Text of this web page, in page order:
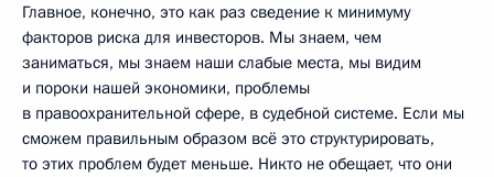
Главное, конечно, это как раз сведение к минимуму
факторов риска для инвесторов. Мы знаем, чем
заниматься, мы знаем наши слабые места, мы видим
и пороки нашей экономики, проблемы
в правоохранительной сфере, в судебной системе. Если мы
сможем правильным образом всё это структурировать,
то этих проблем будет меньше. Никто не обещает, что они